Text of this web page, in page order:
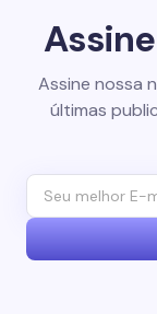
Assine nossa
últimas